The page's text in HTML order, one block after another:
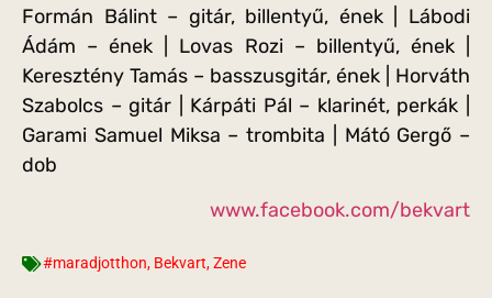
Formán Bálint – gitár, billentyű, ének | Lábodi
Ádám – ének | Lovas Rozi – billentyű, ének |
Keresztény Tamás – basszusgitár, ének | Horváth
Szabolcs – gitár | Kárpáti Pál – klarinét, perkák |
Garami Samuel Miksa – trombita | Mátó Gergő –
dob
www.facebook.com/bekvart
#maradjotthon, Bekvart,Zene